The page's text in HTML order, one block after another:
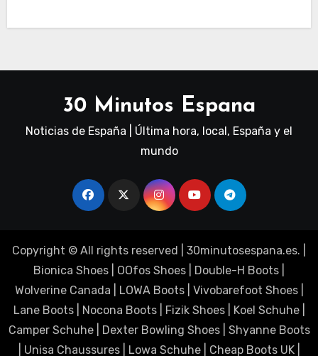
30 Minutos Espana
Noticias de España | Última hora, local, España y el
mundo
Copyright © All rights reserved 30minutosespana.es. |
Bionica Shoes
OOfos Shoes Double-H Boots
Wolverine Canada
LOWA Boots| Vivobarefoot Shoes|
Lane Boots| Nocona Boots| Fizik Shoes| Koel Schuhe|
Camper Schuhe| Dexter Bowling Shoes| Shyanne Boots
Unisa Chaussures| Lowa Schuhe| Cheap Boots UK